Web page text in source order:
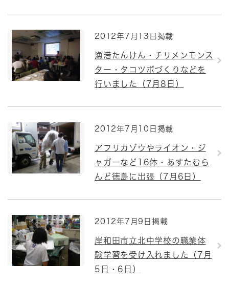
2012年7月13日掲載
漁港たんけん・チリメンモンス
ター・タコツボづくりなどを
行いました（7月8日）
2012年7月10日掲載
アフリカゾウやライオン・ジ
ャガーなど16体・あすたむら
んど徳島に出張（7月6日）
2012年7月9日掲載
岸和田市立北中学校の職業体
験学習を受け入れました（7月
5日・6日）